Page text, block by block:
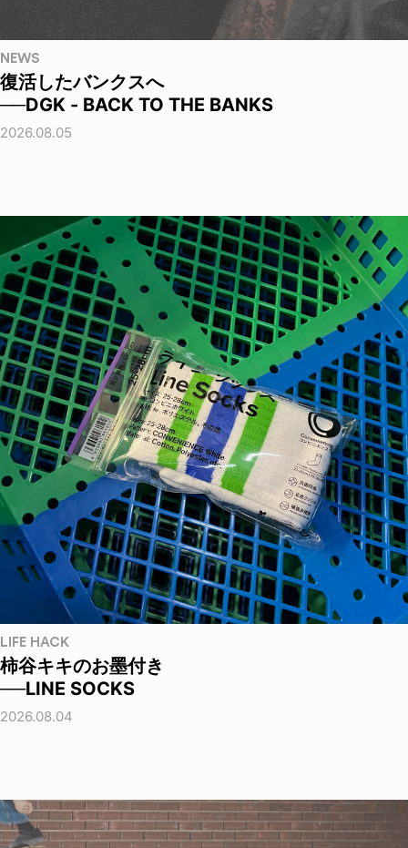
NEWS
復活したバンクスへ
──DGK - BACK TO THE BANKS
2026.08.05
LIFE HACK
柿谷キキのお墨付き
──LINE SOCKS
2026.08.04